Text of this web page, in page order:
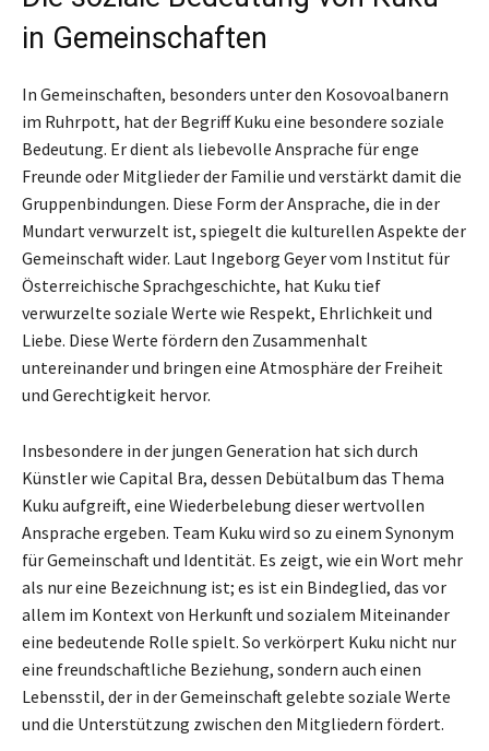
in Gemeinschaften
In Gemeinschaften, besonders unter den Kosovoalbanern
im Ruhrpott, hat der Begriff Kuku eine besondere soziale
Bedeutung. Er dient als liebevolle Ansprache für enge
Freunde oder Mitglieder der Familie und verstärkt damit die
Gruppenbindungen. Diese Form der Ansprache, die in der
Mundart verwurzelt ist, spiegelt die kulturellen Aspekte der
Gemeinschaft wider. Laut Ingeborg Geyer vom Institut für
Österreichische Sprachgeschichte, hat Kuku tief
verwurzelte soziale Werte wie Respekt, Ehrlichkeit und
Liebe. Diese Werte fördern den Zusammenhalt
untereinander und bringen eine Atmosphäre der Freiheit
und Gerechtigkeit hervor.
Insbesondere in der jungen Generation hat sich durch
Künstler wie Capital Bra, dessen Debütalbum das Thema
Kuku aufgreift, eine Wiederbelebung dieser wertvollen
Ansprache ergeben. Team Kuku wird so zu einem Synonym
für Gemeinschaft und Identität. Es zeigt, wie ein Wort mehr
als nur eine Bezeichnung ist; es ist ein Bindeglied, das vor
allem im Kontext von Herkunft und sozialem Miteinander
eine bedeutende Rolle spielt. So verkörpert Kuku nicht nur
eine freundschaftliche Beziehung, sondern auch einen
Lebensstil, der in der Gemeinschaft gelebte soziale Werte
und die Unterstützung zwischen den Mitgliedern fördert.